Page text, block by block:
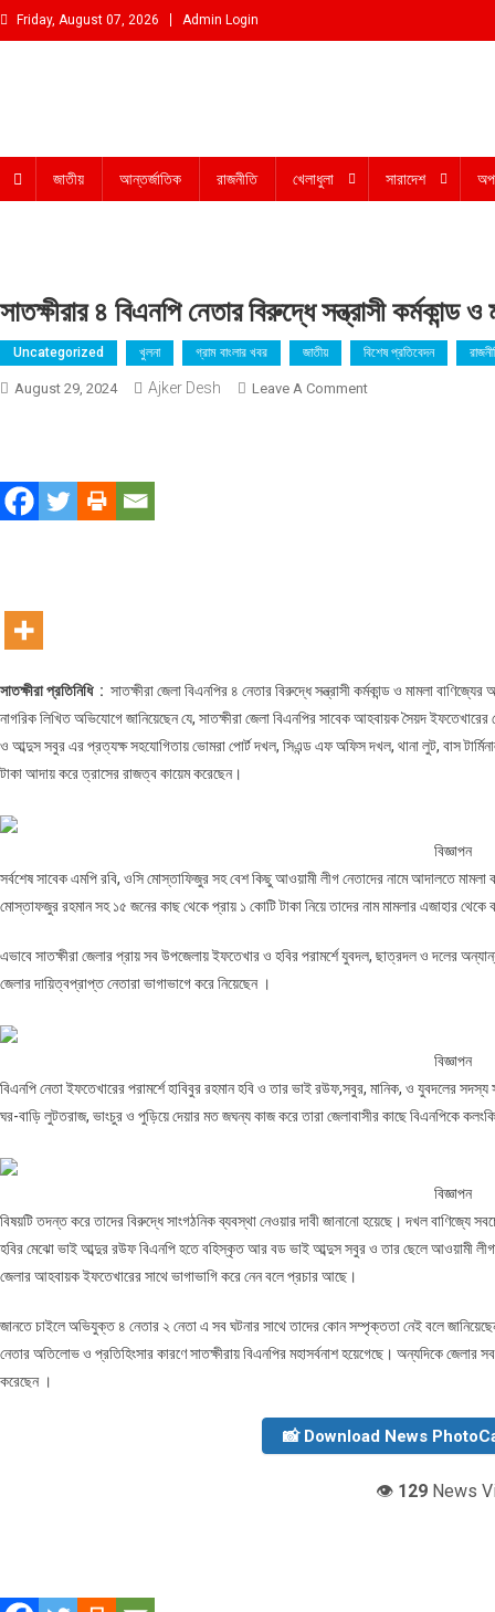
Skip
to
Friday, August 07, 2026 Admin Login
জাতীয় আন্তর্জাতিক রাজনীতি খেলাধুলা সারাদেশ
সাতক্ষীরার ৪ বিএনপি নেতার বিরুদ্ধে সন্ত্রাসী কর্মকান্ড
Uncategorized খুলনা গ্রাম বাংলার খবর জাতীয় বিশেষ প্রতিবেদন
August 29, 2024 Ajker Desh Leave A CommentOn
!
সাতক্ষীরা প্রতিনিধি : সাতক্ষীরা জেলা বিএনপির ৪ নেতার বিরুদ্ধে সন্ত্রাসী কর্মকান্ড ও মামলা
নাগরিক লিখিত অভিযোগে জানিয়েছেন যে, সাতক্ষীরা জেলা বিএনপির সাবেক আহবায়ক সৈয়দ
ও আব্দুস সবুর এর প্রত্যক্ষ সহযোগিতায় ভোমরা পোর্ট দখল, সিএন্ড এফ অফিস দখল, থানা লুট, বাস
টাকা আদায় করে ত্রাসের রাজত্ব কায়েম করেছেন।
বিজ্ঞাপন
সর্বশেষ সাবেক এমপি রবি, ওসি মোস্তাফিজুর সহ বেশ কিছু আওয়ামী লীগ নেতাদের নামে আদালতে
মোস্তাফজুর রহমান সহ ১৫ জনের কাছ থেকে প্রায় ১ কোটি টাকা নিয়ে তাদের নাম মামলার এজাহার থেকে
এভাবে সাতক্ষীরা জেলার প্রায় সব উপজেলায় ইফতেখার ও হবির পরামর্শে যুবদল, ছাত্রদল ও দলের
জেলার দায়িত্বপ্রাপ্ত নেতারা ভাগাভাগে করে নিয়েছেন ।
বিজ্ঞাপন
বিএনপি নেতা ইফতেখারের পরামর্শে হাবিবুর রহমান হবি ও তার ভাই রউফ,সবুর, মানিক, ও যুবদলের
ঘর-বাড়ি লুটতরাজ, ভাংচুর ও পুড়িয়ে দেয়ার মত জঘন্য কাজ করে তারা জেলাবাসীর কাছে বিএনপিকে
বিজ্ঞাপন
বিষয়টি তদন্ত করে তাদের বিরুদ্ধে সাংগঠনিক ব্যবস্থা নেওয়ার দাবী জানানো হয়েছে। দখল বাণিজ্যে
হবির মেঝো ভাই আব্দুর রউফ বিএনপি হতে বহিস্কৃত আর বড ভাই আব্দুস সবুর ও তার ছেলে আওয়ামী
জেলার আহবায়ক ইফতেখারের সাথে ভাগাভাগি করে নেন বলে প্রচার আছে।
জানতে চাইলে অভিযুক্ত ৪ নেতার ২ নেতা এ সব ঘটনার সাথে তাদের কোন সম্পৃক্ততা নেই বলে
নেতার অতিলোভ ও প্রতিহিংসার কারণে সাতক্ষীরায় বিএনপির মহাসর্বনাশ হয়েগেছে। অন্যদিকে জেলার
করেছেন ।
📸 Download News
👁️ 129News